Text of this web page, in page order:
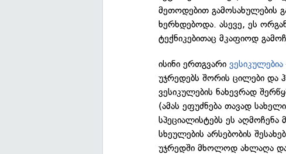
მეთოდებით გამოსახულების
ხერხდებოდა. ასევე, ეს
ტექნიკებითაც მკაფიოდ
ისინი ერთგვარივესიკულებია
უჯრედებს შორის ცილები და
ვესიკულების ნახევრად
(ამას ეფუძნება თავად
სპეციალისტებს ეს აღმოჩენა
სხეულების არსებობის
უჯრედში მხოლოდ ახლაღა